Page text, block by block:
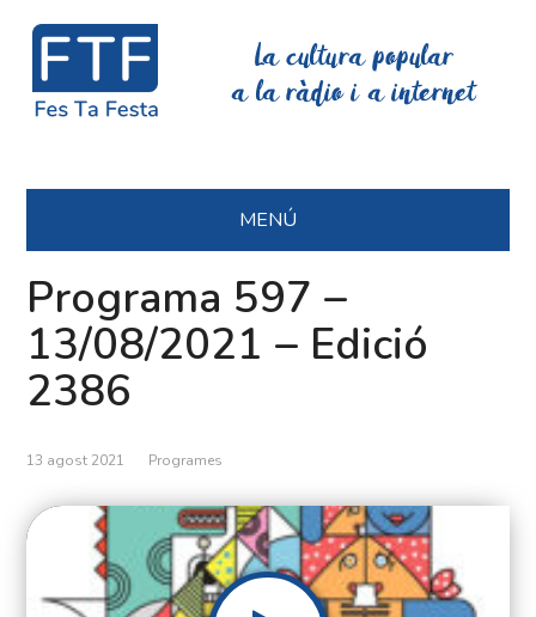
La cultura popular
a la ràdio i a internet
MENÚ
Programa 597 –
13/08/2021 – Edició
2386
13 agost 2021 Programes